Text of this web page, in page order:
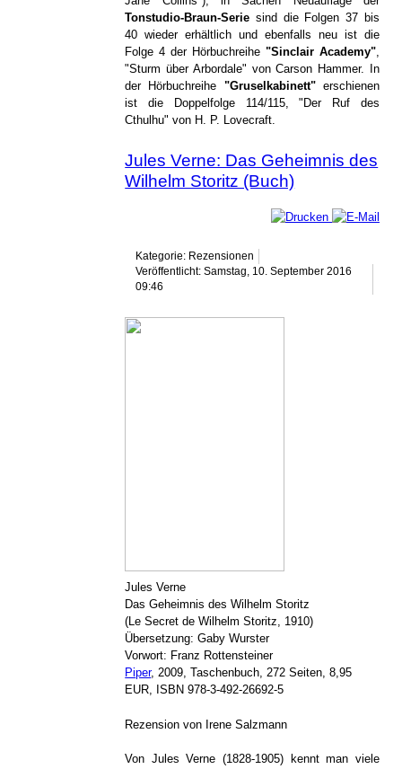
Tonstudio-Braun-Serie sind die Folgen 37 bis
40 wieder erhältlich und ebenfalls neu ist die
Folge 4 der Hörbuchreihe"Sinclair Academy"
"Sturm über Arbordale" von Carson Hammer. In
der Hörbuchreihe "Gruselkabinett"erschienen
ist die Doppelfolge 114/115, "Der Ruf des
Cthulhu" von H. P. Lovecraft.
Jules Verne: Das Geheimnis des
Wilhelm Storitz (Buch)
Kategorie: Rezensionen
Veröffentlicht: Samstag, 10. September 2016
09:46
Jules Verne
Das Geheimnis des Wilhelm Storitz
(Le Secret de Wilhelm Storitz, 1910)
Übersetzung: Gaby Wurster
Vorwort: Franz Rottensteiner
Piper, 2009, Taschenbuch, 272 Seiten, 8,95
EUR, ISBN 978-3-492-26692-5
Rezension von Irene Salzmann
Von Jules Verne (1828-1905) kennt man viele